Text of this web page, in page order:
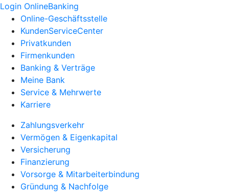
Login OnlineBanking
Online-Geschäftsstelle
KundenServiceCenter
Privatkunden
Firmenkunden
Banking & Verträge
Meine Bank
Service & Mehrwerte
Karriere
Zahlungsverkehr
Vermögen & Eigenkapital
Versicherung
Finanzierung
Vorsorge & Mitarbeiterbindung
Gründung & Nachfolge